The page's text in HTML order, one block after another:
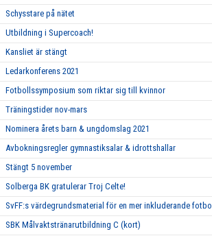
Schysstare på nätet
Utbildning i Supercoach!
Kansliet är stängt
Ledarkonferens 2021
Fotbollssymposium som riktar sig till kvinnor
Träningstider nov-mars
Nominera årets barn & ungdomslag 2021
Avbokningsregler gymnastiksalar & idrottshallar
Stängt 5 november
Solberga BK gratulerar Troj Celte!
SvFF:s värdegrundsmaterial för en mer inkluderande fotboll
SBK Målvaktstränarutbildning C (kort)